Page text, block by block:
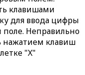
клавишами
для ввода цифры
Неправильно
нажатием клавиш
"X"